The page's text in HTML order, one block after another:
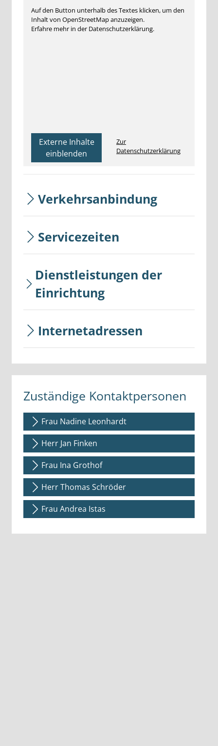
Auf den Button unterhalb des Textes klicken, um den
Inhalt von OpenStreetMap anzuzeigen.
Erfahre mehr in der Datenschutzerklärung.
Externe Inhalte
einblenden
Zur
Datenschutzerklärung
Verkehrsanbindung
Servicezeiten
Dienstleistungen der
Einrichtung
Internetadressen
Zuständige Kontaktpersonen
Frau Nadine Leonhardt
Herr Jan Finken
Frau Ina Grothof
Herr Thomas Schröder
Frau Andrea Istas